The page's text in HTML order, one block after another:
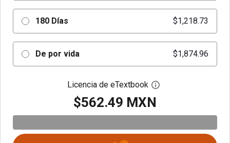
180 Días $1,218.73
De por vida $1,874.96
Licencia de eTextbook Abre el cuadro de
$562.49 MXN